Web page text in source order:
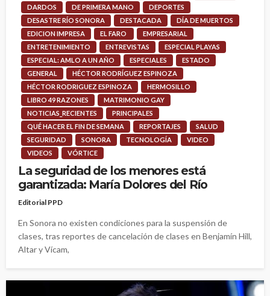
DARDOS
DE PRIMERA MANO
DEPORTES
DESASTRE RÍO SONORA
DESTACADA
DÍA DE MUERTOS
EDICION IMPRESA
EL FARO
EMPRESARIAL
ENTRETENIMIENTO
ENTREVISTAS
ESPECIAL PLAYAS
ESPECIAL: AMLO A UN AÑO
ESPECIALES
ESTADO
GENERAL
HÉCTOR RODRÍGUEZ ESPINOZA
HÉCTOR RODRIGUEZ ESPINOZA
HERMOSILLO
LIBRO 49 RAZONES
MATRIMONIO GAY
NOTICIAS_RECIENTES
PRINCIPALES
QUÉ HACER EL FIN DE SEMANA
REPORTAJES
SALUD
SEGURIDAD
SONORA TECNOLOGÍA
VIDEO
VIDEOS
VÓRTICE
La seguridad de los menores está
garantizada: María Dolores del Río
Editorial PPD
En Sonora no existen condiciones para la suspensión de
clases, tras reportes de cancelación de clases en Benjamín Hill,
Altar y Vícam,